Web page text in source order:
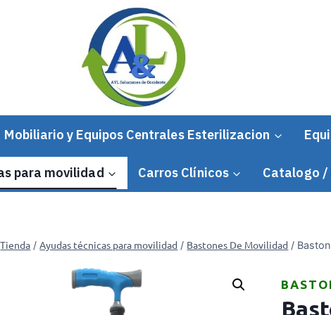
Mobiliario y Equipos Centrales Esterilizacion
para movilidad Carros Clínicos Catalogo /
Tienda / Ayudas técnicas para movilidad / Bastones De Movilidad /